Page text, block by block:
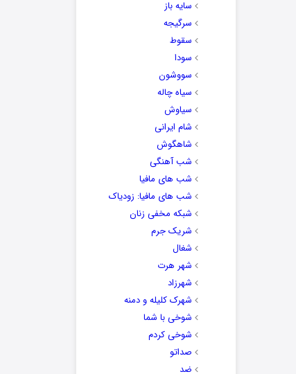
سایه باز
سرگیجه
سقوط
سودا
سووشون
سیاه چاله
سیاوش
شام ایرانی
شاهگوش
شب آهنگی
شب های مافیا
شب های مافیا: زودیاک
شبکه مخفی زنان
شریک جرم
شغال
شهر هرت
شهرزاد
شهرک کلیله و دمنه
شوخی با شما
شوخی کردم
صداتو
ضد